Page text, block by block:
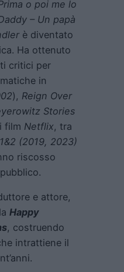
o poi me lo
– Un papà
è diventato
Ha ottenuto
critici per
in
), Reign Over
Stories
film Netflix, tra
1&2 (2019, 2023)
riscosso
e attore,
Happy
, costruendo
intrattiene il